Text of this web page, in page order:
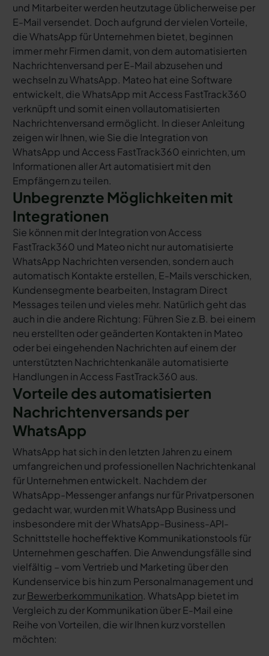
und Mitarbeiter werden heutzutage üblicherweise per
E-Mail versendet. Doch aufgrund der vielen Vorteile,
die WhatsApp für Unternehmen bietet, beginnen
immer mehr Firmen damit, von dem automatisierten
Nachrichtenversand per E-Mail abzusehen und
wechseln zu WhatsApp. Mateo hat eine Software
entwickelt, die WhatsApp mit Access FastTrack360
verknüpft und somit einen vollautomatisierten
Nachrichtenversand ermöglicht. In dieser Anleitung
zeigen wir Ihnen, wie Sie die Integration von
WhatsApp und Access FastTrack360 einrichten, um
Informationen aller Art automatisiert mit den
Empfängern zu teilen.
Unbegrenzte Möglichkeiten mit
Integrationen
Sie können mit der Integration von Access
FastTrack360 und Mateo nicht nur automatisierte
WhatsApp Nachrichten versenden, sondern auch
automatisch Kontakte erstellen, E-Mails verschicken,
Kundensegmente bearbeiten, Instagram Direct
Messages teilen und vieles mehr. Natürlich geht das
auch in die andere Richtung: Führen Sie z.B. bei einem
neu erstellten oder geänderten Kontakten in Mateo
oder bei eingehenden Nachrichten auf einem der
unterstützten Nachrichtenkanäle automatisierte
Handlungen in Access FastTrack360 aus.
Vorteile des automatisierten
Nachrichtenversands per
WhatsApp
WhatsApp hat sich in den letzten Jahren zu einem
umfangreichen und professionellen Nachrichtenkanal
für Unternehmen entwickelt. Nachdem der
WhatsApp-Messenger anfangs nur für Privatpersonen
gedacht war, wurden mit WhatsApp Business und
insbesondere mit der WhatsApp-Business-API-
Schnittstelle hocheffektive Kommunikationstools für
Unternehmen geschaffen. Die Anwendungsfälle sind
vielfältig – vom Vertrieb und Marketing über den
Kundenservice bis hin zum Personalmanagement und
zurBewerberkommunikation. WhatsApp bietet im
Vergleich zu der Kommunikation über E-Mail eine
Reihe von Vorteilen, die wir Ihnen kurz vorstellen
möchten: